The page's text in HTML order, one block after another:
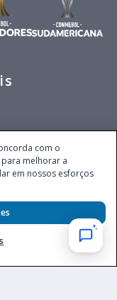
52.868.380/0001-84), com
3º andar, Itaim Bibi, no
133, Brasil - empresa
conforme Portaria nº
em 11.2.2025.
com o
melhorar a
em nossos esforços